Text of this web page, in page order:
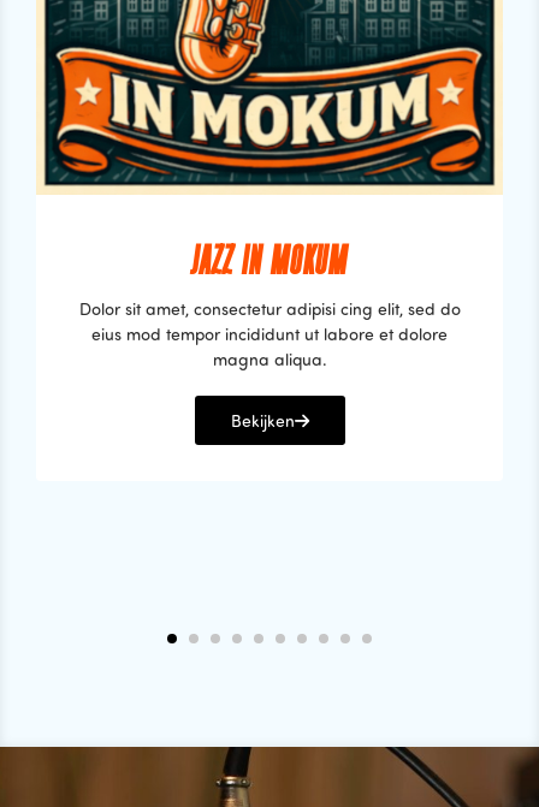
JAZZ IN MOKUM
Dolor sit amet, consectetur adipisi cing elit, sed do
eius mod tempor incididunt ut labore et dolore
magna aliqua.
Bekijken